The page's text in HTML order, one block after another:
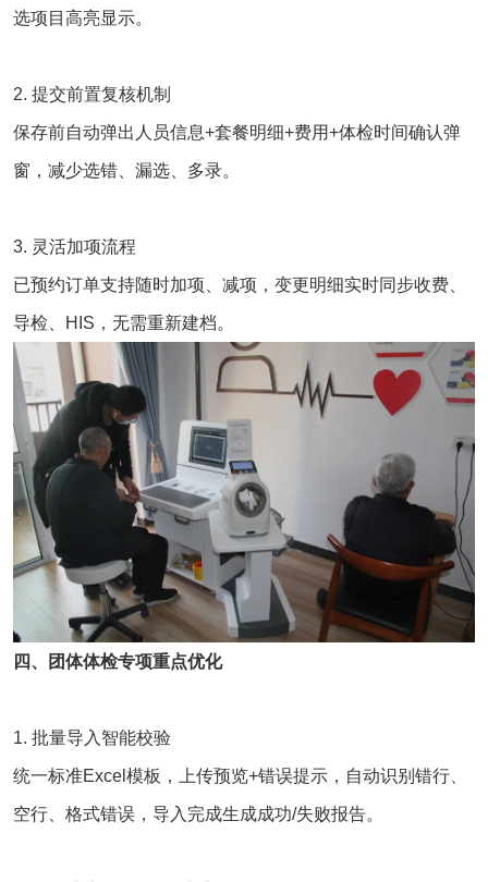
选项目高亮显示。
2. 提交前置复核机制
保存前自动弹出人员信息+套餐明细+费用+体检时间确认弹
窗，减少选错、漏选、多录。
3. 灵活加项流程
已预约订单支持随时加项、减项，变更明细实时同步收费、
导检、HIS，无需重新建档。
四、团体体检专项重点优化
1. 批量导入智能校验
统一标准Excel模板，上传预览+错误提示，自动识别错行、
空行、格式错误，导入完成生成成功/失败报告。